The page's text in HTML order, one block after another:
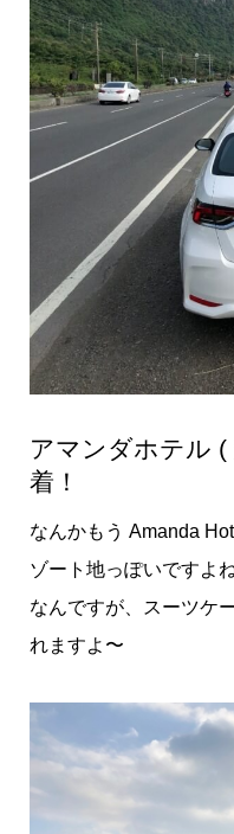
アマンダホテル (
着！
なんかもう Amanda
ゾート地っぽいですよ
なんですが、スーツケ
れますよ〜